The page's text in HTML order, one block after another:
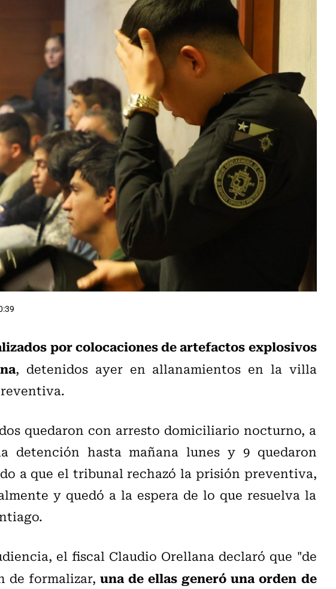
por colocaciones de artefactos explosivos
, detenidos ayer en allanamientos en la villa
quedaron con arresto domiciliario nocturno, a
detención hasta mañana lunes y 9 quedaron
a que el tribunal rechazó la prisión preventiva,
y quedó a la espera de lo que resuelva la
el fiscal Claudio Orellana declaró que "de
de formalizar,una de ellas generó una orden de